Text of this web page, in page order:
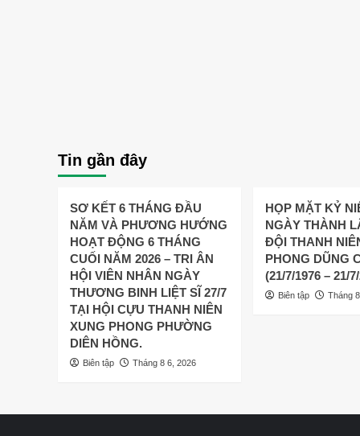
Tin gần đây
SƠ KẾT 6 THÁNG ĐẦU
NĂM VÀ PHƯƠNG HƯỚNG
HOẠT ĐỘNG 6 THÁNG
CUỐI NĂM 2026 – TRI ÂN
HỘI VIÊN NHÂN NGÀY
THƯƠNG BINH LIỆT SĨ 27/7
TẠI HỘI CỰU THANH NIÊN
XUNG PHONG PHƯỜNG
DIÊN HỒNG.
Biên tập Tháng 8 6, 2026
HỌP MẶT KỶ
NGÀY THÀNH
ĐỘI THANH
PHONG DŨNG
(21/7/1976 – 21/
Biên tập Tháng